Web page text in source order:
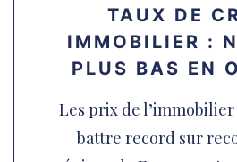
TAUX DE
IMMOBILIER :
PLUS BAS EN
Les prix de
battre record sur